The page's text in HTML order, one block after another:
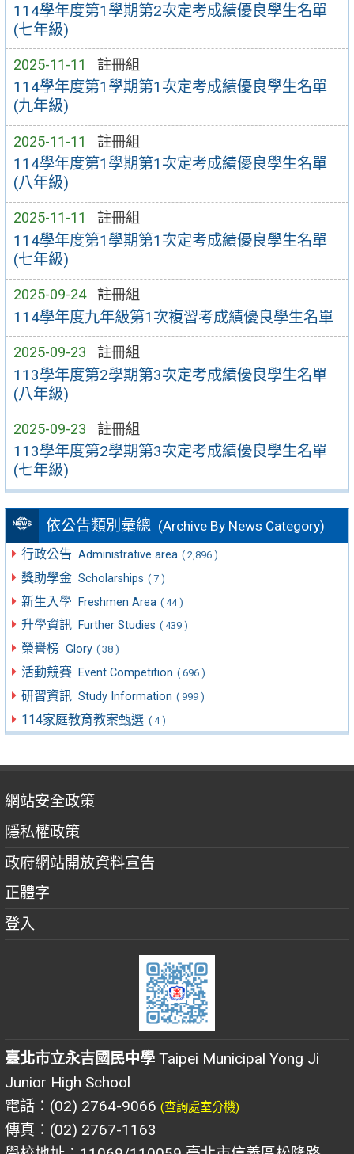
114學年度第1學期第2次定考成績優良學生名單
(七年級)
2025-11-11 註冊組
114學年度第1學期第1次定考成績優良學生名單
(九年級)
2025-11-11 註冊組
114學年度第1學期第1次定考成績優良學生名單
(八年級)
2025-11-11 註冊組
114學年度第1學期第1次定考成績優良學生名單
(七年級)
2025-09-24 註冊組
114學年度九年級第1次複習考成績優良學生名單
2025-09-23 註冊組
113學年度第2學期第3次定考成績優良學生名單
(八年級)
2025-09-23 註冊組
113學年度第2學期第3次定考成績優良學生名單
(七年級)
依公告類別彙總 (Archive By News Category)
行政公告 Administrative area ( 2,896 )
獎助學金 Scholarships ( 7 )
新生入學 Freshmen Area ( 44 )
升學資訊 Further Studies ( 439 )
榮譽榜 Glory ( 38 )
活動競賽 Event Competition ( 696 )
研習資訊 Study Information ( 999 )
114家庭教育教案甄選 ( 4 )
網站安全政策
隱私權政策
政府網站開放資料宣告
正體字
登入
臺北市立永吉國民中學 Taipei Municipal Yong Ji
Junior High School
電話：(02) 2764-9066 (查詢處室分機)
傳真：(02) 2767-1163